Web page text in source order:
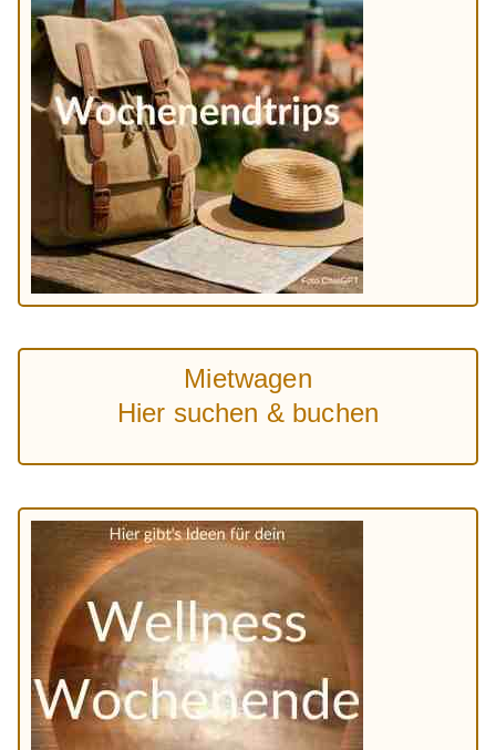
Mietwagen
Hier suchen & buchen